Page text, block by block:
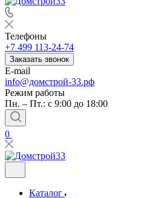
Телефоны
+7 499 113-24-74
Заказать звонок
E-mail
info@домстрой-33.рф
Режим работы
Пн. – Пт.: с 9:00 до 18:00
0
Каталог